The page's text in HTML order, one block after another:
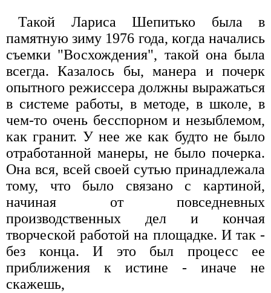
Такой Лариса Шепитько была в
памятную зиму 1976 года, когда начались
съемки "Восхождения", такой она была
всегда. Казалось бы, манера и почерк
опытного режиссера должны выражаться
в системе работы, в методе, в школе, в
чем-то очень бесспорном и незыблемом,
как гранит. У нее же как будто не было
отработанной манеры, не было почерка.
Она вся, всей своей сутью принадлежала
тому, что было связано с картиной,
начиная от повседневных
производственных дел и кончая
творческой работой на площадке. И так -
без конца. И это был процесс ее
приближения к истине - иначе не
скажешь,